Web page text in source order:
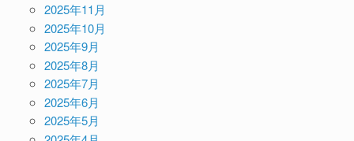
2025年11月
2025年10月
2025年9月
2025年8月
2025年7月
2025年6月
2025年5月